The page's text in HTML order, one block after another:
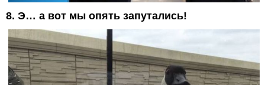
8. Э… а вот мы опять запутались!